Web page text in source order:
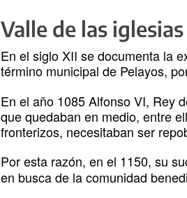
Valle de las iglesias
En el siglo XII se documenta la
término municipal de Pelayos,
En el año 1085 Alfonso VI, Rey
que quedaban en medio, entre
fronterizos, necesitaban ser
Por esta razón, en el 1150, su
en busca de la comunidad